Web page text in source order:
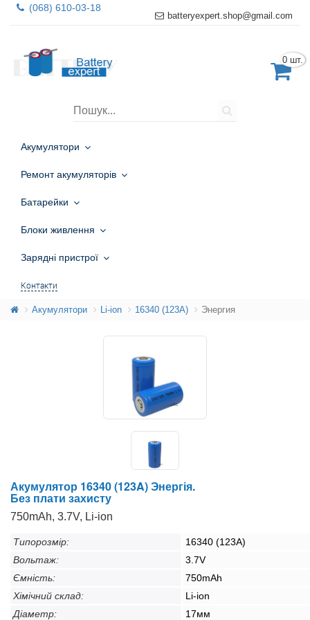
(068) 610-03-18
batteryexpert.shop@gmail.com
0 шт.
Акумулятори
Ремонт акумуляторів
Батарейки
Блоки живлення
Зарядні пристрої
Контакти
Акумулятори Li-ion 16340 (123A) Энергия
Акумулятор 16340 (123A) Энергія.
Без плати захисту
750mAh, 3.7V, Li-ion
Типорозмір:
16340 (123A)
Вольтаж:
3.7V
Ємність:
750mAh
Хімічний склад:
Li-ion
Діаметр:
17мм